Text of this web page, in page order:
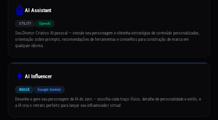
🤖 AI Assistant
UTILITY OpenAI
Seu Diretor Criativo AI pessoal — vincule seu personagem e obtenha estratégias de conteúdo personalizadas,
orientação sobre prompts, recomendações de ferramentas e conselhos para construção de marca em
qualquer idioma
👩 AI Influencer
IMAGE Google Gemini
Desenhe e gere seu personagem de IA do zero — escolha cada traço físico, detalhe de personalidade e estilo, e
a IA cria o retrato perfeito para lançar seu influenciador virtual